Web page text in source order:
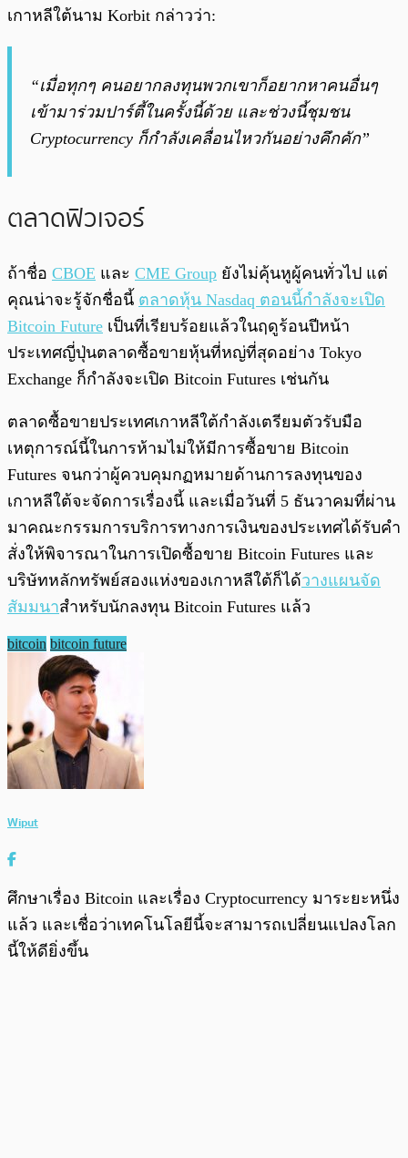
เกาหลีใต้นาม Korbit กล่าวว่า:
“เมื่อทุกๆ คนอยากลงทุนพวกเขาก็อยากหาคนอื่นๆ
เข้ามาร่วมปาร์ตี้ในครั้งนี้ด้วย และช่วงนี้ชุมชน
Cryptocurrency ก็กำลังเคลื่อนไหวกันอย่างคึกคัก”
ตลาดฟิวเจอร์
ถ้าชื่อ CBOE และ CME Group ยังไม่คุ้นหูผู้คนทั่วไป แต่
คุณน่าจะรู้จักชื่อนี้ ตลาดหุ้น Nasdaq ตอนนี้กำลังจะเปิด
Bitcoin Future เป็นที่เรียบร้อยแล้วในฤดูร้อนปีหน้า
ประเทศญี่ปุ่นตลาดซื้อขายหุ้นที่หญ่ที่สุดอย่าง Tokyo
Exchange ก็กำลังจะเปิด Bitcoin Futures เช่นกัน
ตลาดซื้อขายประเทศเกาหลีใต้กำลังเตรียมตัวรับมือ
เหตุการณ์นี้ในการห้ามไม่ให้มีการซื้อขาย Bitcoin
Futures จนกว่าผู้ควบคุมกฏหมายด้านการลงทุนของ
เกาหลีใต้จะจัดการเรื่องนี้ และเมื่อวันที่ 5 ธันวาคมที่ผ่าน
มาคณะกรรมการบริการทางการเงินของประเทศได้รับคำ
สั่งให้พิจารณาในการเปิดซื้อขาย Bitcoin Futures และ
บริษัทหลักทรัพย์สองแห่งของเกาหลีใต้ก็ได้วางแผนจัด
สัมมนาสำหรับนักลงทุน Bitcoin Futures แล้ว
bitcoin bitcoin future
Wiput
ศึกษาเรื่อง Bitcoin และเรื่อง Cryptocurrency มาระยะหนึ่ง
แล้ว และเชื่อว่าเทคโนโลยีนี้จะสามารถเปลี่ยนแปลงโลก
นี้ให้ดียิ่งขึ้น